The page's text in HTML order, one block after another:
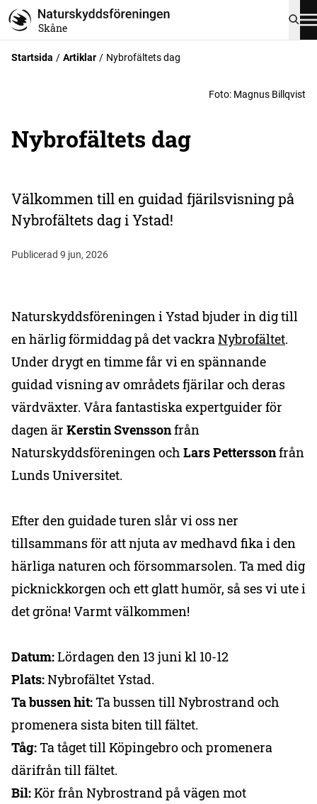
Skåne
Startsida Artiklar Nybrofältets dag
Foto: Magnus Billqvist
Nybrofältets dag
Välkommen till en guidad fjärilsvisning på
Nybrofältets dag i Ystad!
Publicerad 9 jun, 2026
Naturskyddsföreningen i Ystad bjuder in dig till
en härlig förmiddag på det vackraNybrofältet.
Under drygt en timme får vi en spännande
guidad visning av områdets fjärilar och deras
värdväxter. Våra fantastiska expertguider för
dagen är Kerstin Svenssonfrån
Naturskyddsföreningen och Lars Petterssonfrån
Lunds Universitet.
Efter den guidade turen slår vi oss ner
tillsammans för att njuta av medhavd fika i den
härliga naturen och försommarsolen. Ta med dig
picknickkorgen och ett glatt humör, så ses vi ute i
det gröna! Varmt välkommen!
Datum:Lördagen den 13 juni kl 10-12
Plats:Nybrofältet Ystad.
Ta bussen hit:Ta bussen till Nybrostrand och
promenera sista biten till fältet.
Tåg:Ta tåget till Köpingebro och promenera
därifrån till fältet.
Bil:Kör från Nybrostrand på vägen mot